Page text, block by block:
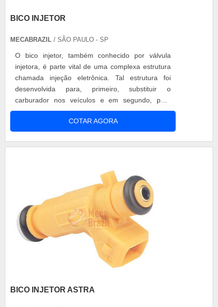
BICO INJETOR
MECABRAZIL / SÃO PAULO - SP
O bico injetor, também conhecido por válvula
injetora, é parte vital de uma complexa estrutura
chamada injeção eletrônica. Tal estrutura foi
desenvolvida para, primeiro, substituir o
carburador nos veículos e em segundo, para
tornar o motor e seu funcionamento muito mais
ágil e inteligente. O PAPEL DO BICO INJETOR As
válvulas injetoras têm o trabalho de liberar injetar
COTAR AGORA
BICO INJETOR ASTRA